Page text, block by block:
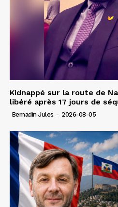
Kidnappé sur la route de
libéré après 17 jours de
Bernadin Jules - 2026-08-05